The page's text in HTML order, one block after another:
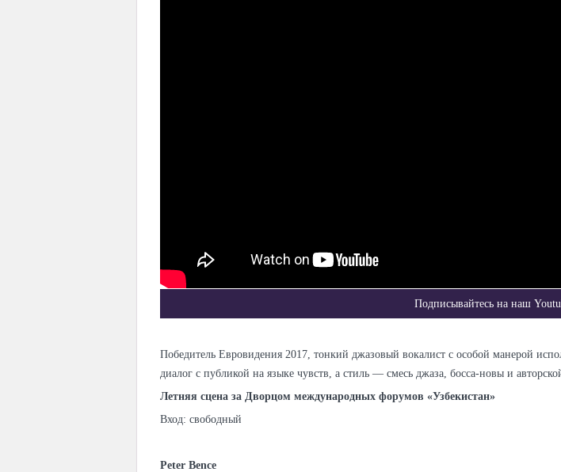
Подписывайтесь на наш
Победитель Евровидения 2017, тонкий джазовый вокалист с особой манерой
диалог с публикой на языке чувств, а стиль — смесь джаза, босса-новы и
Летняя сцена за Дворцом международных форумов «Узбекистан»
Вход: свободный
Peter Bence